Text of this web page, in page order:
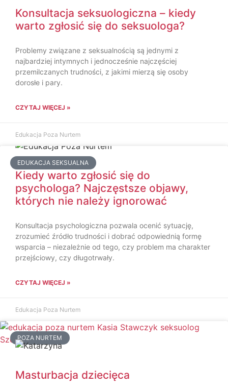
Konsultacja seksuologiczna – kiedy
warto zgłosić się do seksuologa?
Problemy związane z seksualnością są jednymi z
najbardziej intymnych i jednocześnie najczęściej
przemilczanych trudności, z jakimi mierzą się osoby
dorosłe i pary.
CZYTAJ WIĘCEJ »
Edukacja Poza Nurtem
EDUKACJA SEKSUALNA
Kiedy warto zgłosić się do
psychologa? Najczęstsze objawy,
których nie należy ignorować
Konsultacja psychologiczna pozwala ocenić sytuację,
zrozumieć źródło trudności i dobrać odpowiednią formę
wsparcia – niezależnie od tego, czy problem ma charakter
przejściowy, czy długotrwały.
CZYTAJ WIĘCEJ »
Edukacja Poza Nurtem
POZA NURTEM
Masturbacja dziecięca